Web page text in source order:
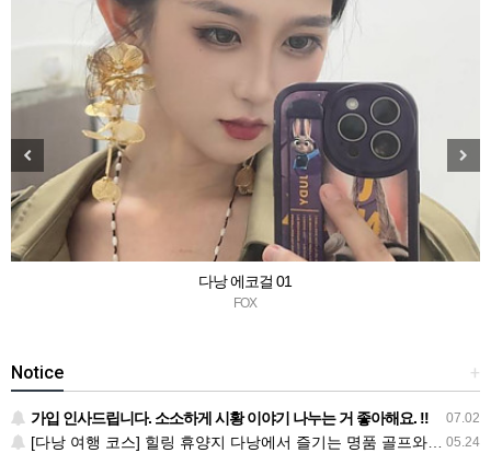
다낭 에코걸 01
FOX
+
Notice
07.02
가입 인사드립니다. 소소하게 시황 이야기 나누는 거 좋아해요. !!
05.24
[다낭 여행 코스] 힐링 휴양지 다낭에서 즐기는 명품 골프와 마사지 총정리